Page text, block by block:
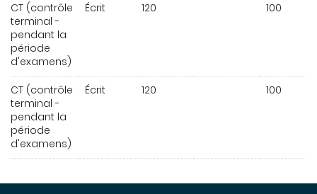
CT (contrôle
terminal -
pendant la
période
d'examens)
Écrit 120 100
CT (contrôle
terminal -
pendant la
période
d'examens)
Écrit 120 100